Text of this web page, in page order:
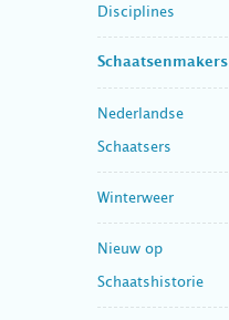
Disciplines
Schaatsenmakers
Nederlandse
Schaatsers
Winterweer
Nieuw op
Schaatshistorie